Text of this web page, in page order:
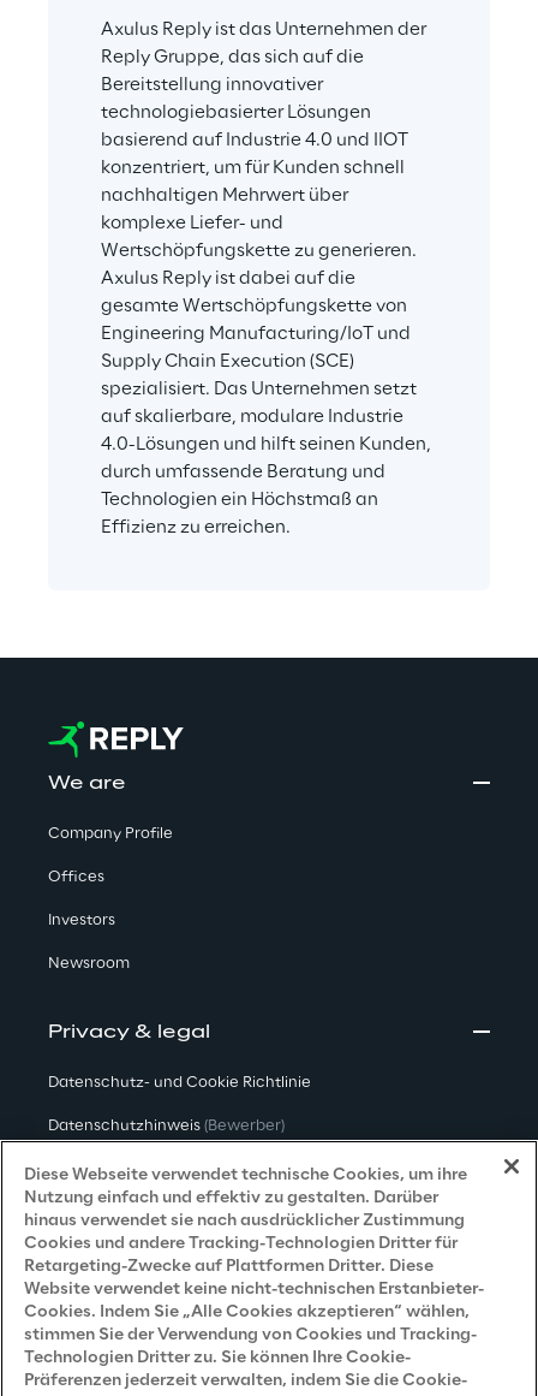
Axulus Reply ist das Unternehmen der
Reply Gruppe, das sich auf die
Bereitstellung innovativer
technologiebasierter Lösungen
basierend auf Industrie 4.0 und IIOT
konzentriert, um für Kunden schnell
nachhaltigen Mehrwert über
komplexe Liefer- und
Wertschöpfungskette zu generieren.
Axulus Reply ist dabei auf die
gesamte Wertschöpfungskette von
Engineering Manufacturing/IoT und
Supply Chain Execution (SCE)
spezialisiert. Das Unternehmen setzt
auf skalierbare, modulare Industrie
4.0-Lösungen und hilft seinen Kunden,
durch umfassende Beratung und
Technologien ein Höchstmaß an
Effizienz zu erreichen.
We are
Company Profile
Offices
Investors
Newsroom
Privacy & legal
Datenschutz- und Cookie Richtlinie
Datenschutzhinweis (Bewerber)
Datenschutzhinweis(Kunden)
Datenschutzhinweis (Dienstleister)
Datenschutzhinweis (Marketing)
Grundsatzerklärung - LKSG(Deutschland)
Accessibility Statement
Diese Webseite verwendet technische Cookies, um ihre
Nutzung einfach und effektiv zu gestalten. Darüber
hinaus verwendet sie nach ausdrücklicher Zustimmung
Cookies und andere Tracking-Technologien Dritter für
Retargeting-Zwecke auf Plattformen Dritter. Diese
Website verwendet keine nicht-technischen Erstanbieter-
Cookies. Indem Sie „Alle Cookies akzeptieren“ wählen,
stimmen Sie der Verwendung von Cookies und Tracking-
Technologien Dritter zu. Sie können Ihre Cookie-
Präferenzen jederzeit verwalten, indem Sie die Cookie-